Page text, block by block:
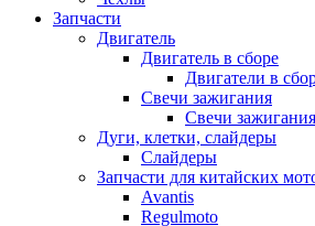
Запчасти
Двигатель
Двигатель в сборе
Двигатели в
Свечи зажигания
Свечи зажигания
Дуги, клетки, слайдеры
Слайдеры
Запчасти для китайских
Avantis
Regulmoto